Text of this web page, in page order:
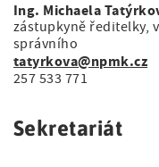
Ing. Michaela
zástupkyně ředitelky,
správního
tatyrkova@npmk.cz
257 533 771
Sekretariát